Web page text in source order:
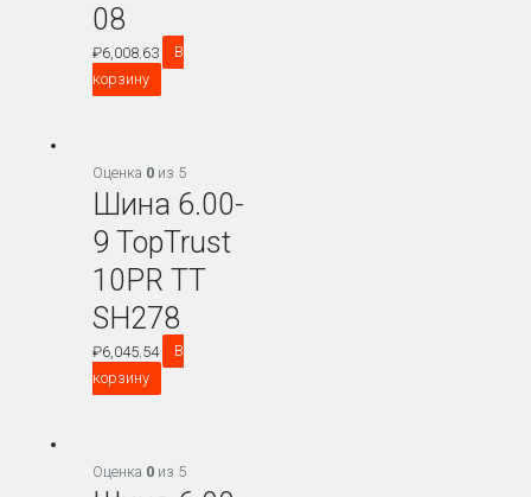
08
₽6,008.63
В
корзину
Оценка 0 из 5
Шина 6.00-
9 TopTrust
10PR TT
SH278
₽6,045.54
В
корзину
Оценка 0 из 5